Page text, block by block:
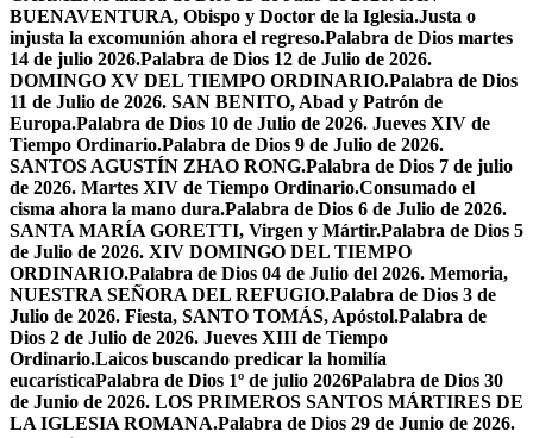
BUENAVENTURA, Obispo y Doctor de la Iglesia.Justa o
injusta la excomunión ahora el regreso.Palabra de Dios martes
14 de julio 2026.Palabra de Dios 12 de Julio de 2026.
DOMINGO XV DEL TIEMPO ORDINARIO.Palabra de Dios
11 de Julio de 2026. SAN BENITO, Abad y Patrón de
Europa.Palabra de Dios 10 de Julio de 2026. Jueves XIV de
Tiempo Ordinario.Palabra de Dios 9 de Julio de 2026.
SANTOS AGUSTÍN ZHAO RONG.Palabra de Dios 7 de julio
de 2026. Martes XIV de Tiempo Ordinario.Consumado el
cisma ahora la mano dura.Palabra de Dios 6 de Julio de 2026.
SANTA MARÍA GORETTI, Virgen y Mártir.Palabra de Dios 5
de Julio de 2026. XIV DOMINGO DEL TIEMPO
ORDINARIO.Palabra de Dios 04 de Julio del 2026. Memoria,
NUESTRA SEÑORA DEL REFUGIO.Palabra de Dios 3 de
Julio de 2026. Fiesta, SANTO TOMÁS, Apóstol.Palabra de
Dios 2 de Julio de 2026. Jueves XIII de Tiempo
Ordinario.Laicos buscando predicar la homilía
eucarísticaPalabra de Dios 1º de julio 2026Palabra de Dios 30
de Junio de 2026. LOS PRIMEROS SANTOS MÁRTIRES DE
LA IGLESIA ROMANA.Palabra de Dios 29 de Junio de 2026.